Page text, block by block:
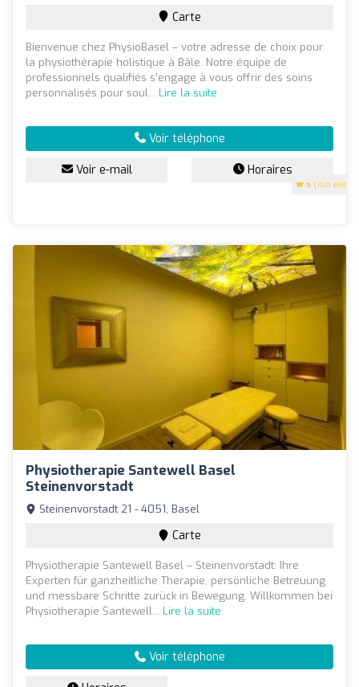
5 (108 avis)
Carte
Bienvenue chez PhysioBasel – votre adresse de choix pour
la physiothérapie holistique à Bâle. Notre équipe de
professionnels qualifiés s'engage à vous offrir des soins
personnalisés pour soul... Lire la suite
Voir téléphone
Voir e-mail Horaires
Physiotherapie Santewell Basel
Steinenvorstadt
Steinenvorstadt 21 - 4051, Basel
Carte
Physiotherapie Santewell Basel – Steinenvorstadt: Ihre
Experten für ganzheitliche Therapie, persönliche Betreuung
und messbare Schritte zurück in Bewegung. Willkommen bei
Physiotherapie Santewell... Lire la suite
Voir téléphone